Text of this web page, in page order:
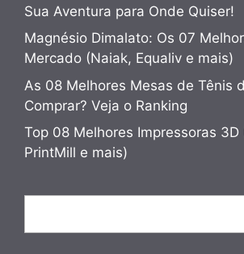
Sua Aventura para Onde Quiser!
Magnésio Dimalato: Os 07
Mercado (Naiak, Equaliv e mais)
As 08 Melhores Mesas de Tênis
Comprar? Veja o Ranking
Top 08 Melhores Impressoras 3D
PrintMill e mais)